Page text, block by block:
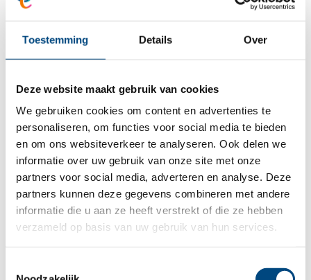
Toestemming Details Over
Deze website maakt gebruik van cookies
We gebruiken cookies om content en advertenties te
personaliseren, om functies voor social media te bieden
en om ons websiteverkeer te analyseren. Ook delen we
informatie over uw gebruik van onze site met onze
partners voor social media, adverteren en analyse. Deze
partners kunnen deze gegevens combineren met andere
informatie die u aan ze heeft verstrekt of die ze hebben
verzameld op basis van uw gebruik van hun services.
Ik heb interesse in deze functie
Ik heb hetprivacybeleidgelezen en ga
akkoord.
Privacybeleid*